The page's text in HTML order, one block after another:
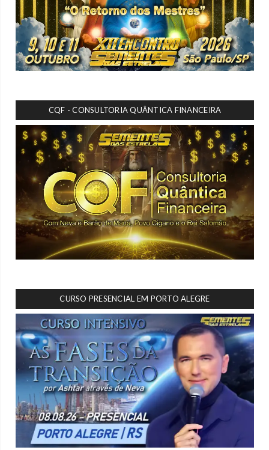
CQF - CONSULTORIA QUÂNTICA FINANCEIRA
CURSO PRESENCIAL EM PORTO ALEGRE